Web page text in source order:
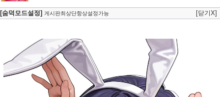
[숨덕모드설정] 게시판최상단항상설정가능 [닫기X]